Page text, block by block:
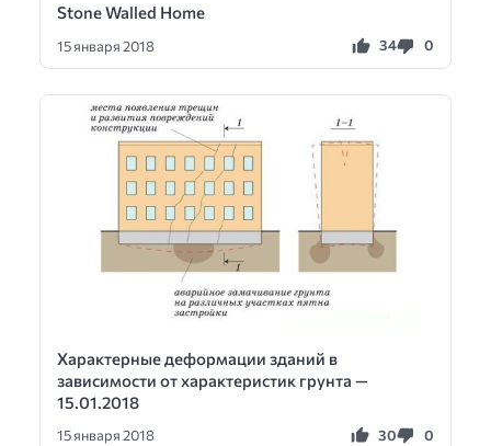
Stone Walled Home
15 января 2018 34 0
Характерные деформации зданий в
зависимости от характеристик грунта —
15.01.2018
15 января 2018 30 0